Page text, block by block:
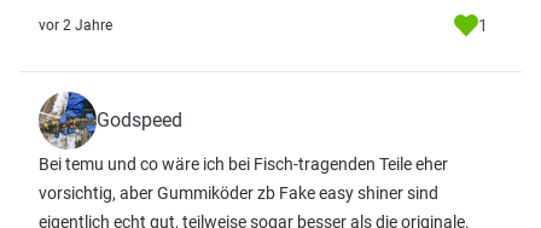
vor 2 Jahre 1
Godspeed
Bei temu und co wäre ich bei Fisch-tragenden Teile eher
vorsichtig, aber Gummiköder zb Fake easy shiner sind
eigentlich echt gut, teilweise sogar besser als die originale.